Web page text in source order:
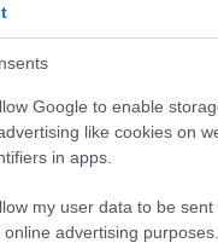
Google to enable
like cookies on
in apps.
my user data to be sent
advertising purposes.
híreink